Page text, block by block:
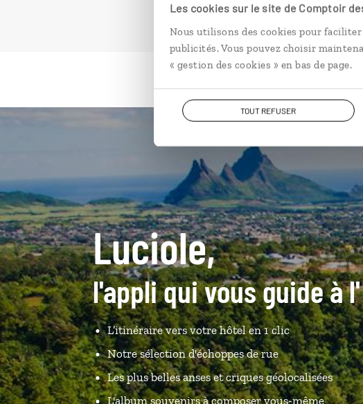
Les cookies sur le site de Comptoir
Nous utilisons des cookies pour
publicités. Vous pouvez choisir
« gestion des cookies » en bas de page.
TOUT REFUSER
Luciole,
l'appli qui vous guide à
L’itinéraire vers votre hôtel en 1 clic
Notre sélection d'échoppes de rue
Les plus belles anses et criques géolocalisées
L'album souvenirs à composer vous-même